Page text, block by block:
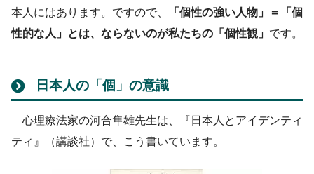
本人にはあります。ですので、
「個性の強い人物」＝「個
性的な人」とは、ならないのが私たちの「個性観」 です。
日本人の「個」の意識
心理療法家の河合隼雄先生は、『日本人とアイデンティ
ティ』（講談社）で、こう書いています。